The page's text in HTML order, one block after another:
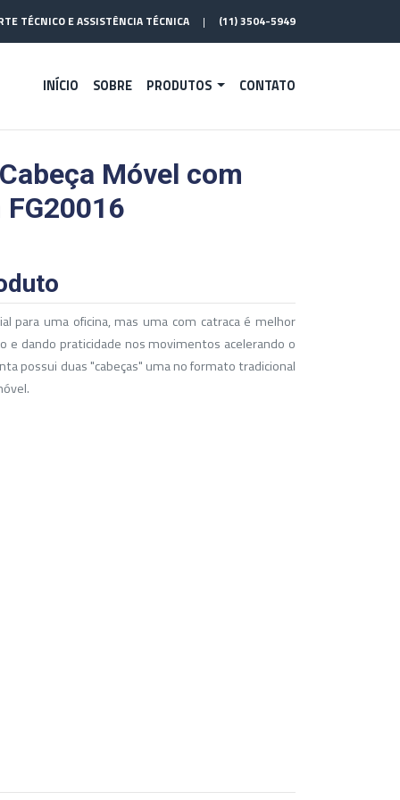
TÉCNICO E ASSISTÊNCIA TÉCNICA | (11) 3504-5949
INÍCIO SOBRE PRODUTOS CONTATO
Móvel com
para uma oficina, mas uma com catraca é melhor
e dando praticidade nos movimentos acelerando o
possui duas "cabeças" uma no formato tradicional